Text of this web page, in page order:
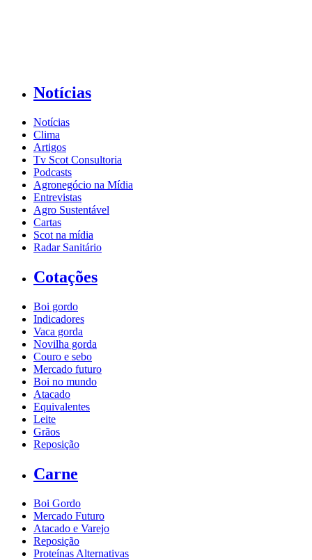
Notícias
Notícias
Clima
Artigos
Tv Scot Consultoria
Podcasts
Agronegócio na Mídia
Entrevistas
Agro Sustentável
Cartas
Scot na mídia
Radar Sanitário
Cotações
Boi gordo
Indicadores
Vaca gorda
Novilha gorda
Couro e sebo
Mercado futuro
Boi no mundo
Atacado
Equivalentes
Leite
Grãos
Reposição
Carne
Boi Gordo
Mercado Futuro
Atacado e Varejo
Reposição
Proteínas Alternativas